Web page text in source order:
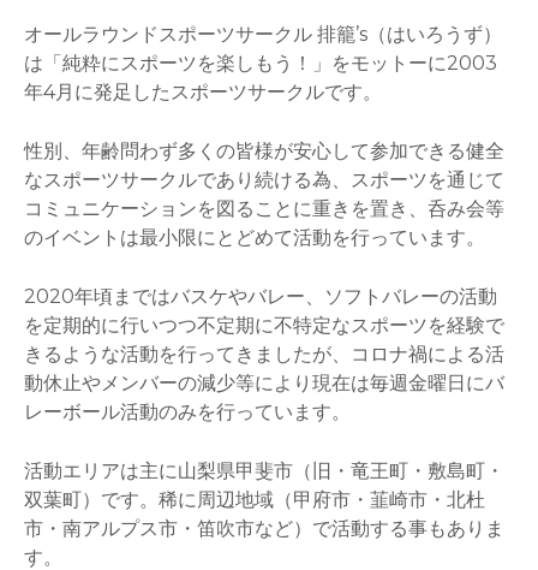
オールラウンドスポーツサークル 排籠’s（はいろうず）
は「純粋にスポーツを楽しもう！」をモットーに2003
年4月に発足したスポーツサークルです。
性別、年齢問わず多くの皆様が安心して参加できる健全
なスポーツサークルであり続ける為、スポーツを通じて
コミュニケーションを図ることに重きを置き、呑み会等
のイベントは最小限にとどめて活動を行っています。
2020年頃まではバスケやバレー、ソフトバレーの活動
を定期的に行いつつ不定期に不特定なスポーツを経験で
きるような活動を行ってきましたが、コロナ禍による活
動休止やメンバーの減少等により現在は毎週金曜日にバ
レーボール活動のみを行っています。
活動エリアは主に山梨県甲斐市（旧・竜王町・敷島町・
双葉町）です。稀に周辺地域（甲府市・韮崎市・北杜
市・南アルプス市・笛吹市など）で活動する事もありま
す。